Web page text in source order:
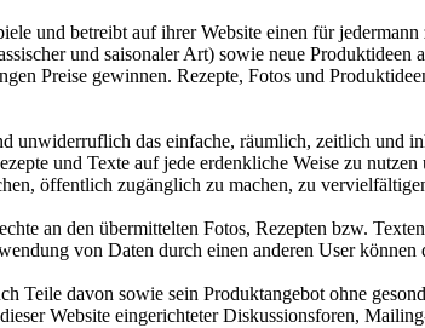
und betreibt auf ihrer Website einen für
und saisonaler Art) sowie neue
Preise gewinnen. Rezepte, Fotos und
unwiderruflich das einfache, räumlich, zeitlich und
und Texte auf jede erdenkliche Weise zu
öffentlich zugänglich zu machen, zu
an den übermittelten Fotos, Rezepten bzw.
von Daten durch einen anderen User können
Teile davon sowie sein Produktangebot ohne
Website eingerichteter Diskussionsforen,